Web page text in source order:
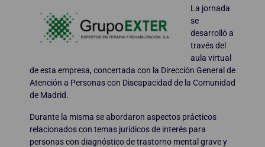
La jornada
se
desarrolló a
través del
aula virtual
de esta empresa, concertada con la Dirección General de
Atención a Personas con Discapacidad de la Comunidad
de Madrid.
Durante la misma se abordaron aspectos prácticos
relacionados con temas jurídicos de interés para
personas con diagnóstico de trastorno mental grave y